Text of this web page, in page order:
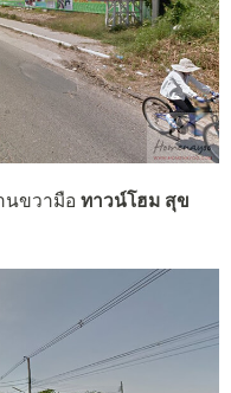
นขวามือ ทาวน์โฮม สุข